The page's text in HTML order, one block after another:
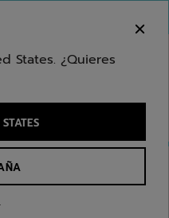
un número de artículo
States. ¿Quieres